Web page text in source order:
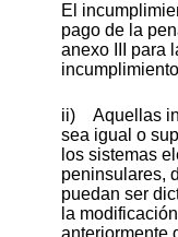
El
pago de la
anexo III para
ii) Aquellas
sea igual o
los sistemas
peninsulares,
puedan ser
la
anteriormente